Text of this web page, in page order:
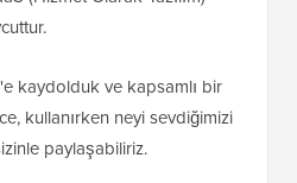
kaydolduk ve kapsamlı bir
kullanırken neyi sevdiğimizi
paylaşabiliriz.